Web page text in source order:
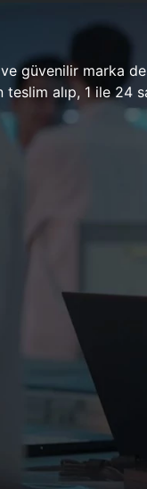
güvenilir marka
teslim alıp, 1 ile